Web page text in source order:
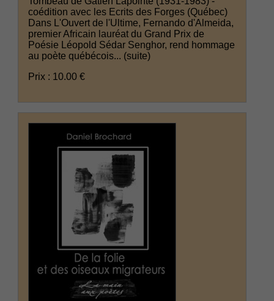
coédition avec les Ecrits des Forges (Québec)
Dans L'Ouvert de l'Ultime, Fernando d'Almeida,
premier Africain lauréat du Grand Prix de
Poésie Léopold Sédar Senghor, rend hommage
au poète québécois... (suite)
Prix : 10.00 €